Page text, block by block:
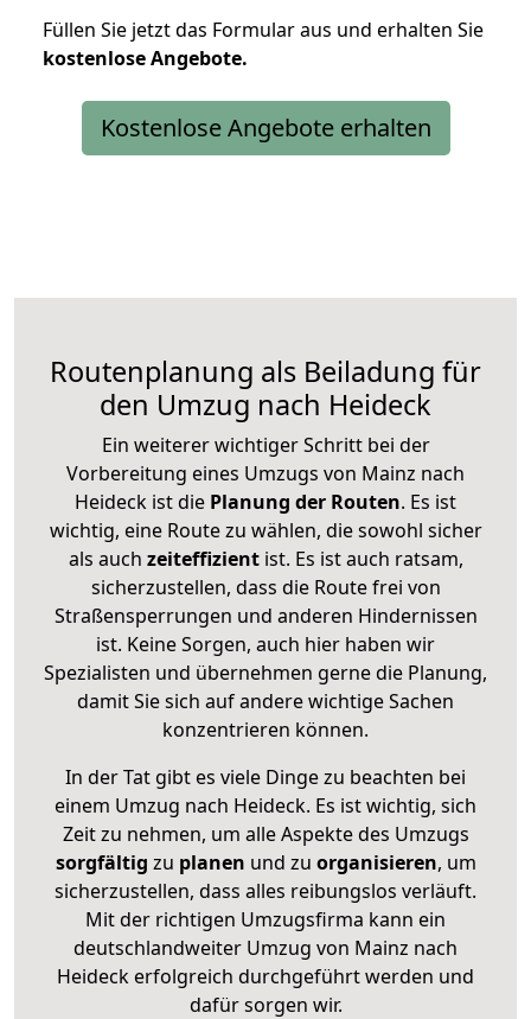
Füllen Sie jetzt das Formular aus und erhalten Sie
kostenloseAngebote.
Kostenlose Angebote erhalten
Routenplanung als Beiladung für
den Umzug nach Heideck
Ein weiterer wichtiger Schritt bei der
Vorbereitung eines Umzugs von Mainz nach
Heideck ist die Planung der Routen. Es ist
wichtig, eine Route zu wählen, die sowohl sicher
als auch zeiteffizientist. Es ist auch ratsam,
sicherzustellen, dass die Route frei von
Straßensperrungen und anderen Hindernissen
ist. Keine Sorgen, auch hier haben wir
Spezialisten und übernehmen gerne die Planung,
damit Sie sich auf andere wichtige Sachen
konzentrieren können.
In der Tat gibt es viele Dinge zu beachten bei
einem Umzug nach Heideck. Es ist wichtig, sich
Zeit zu nehmen, um alle Aspekte des Umzugs
sorgfältig zu planen und zu organisieren, um
sicherzustellen, dass alles reibungslos verläuft.
Mit der richtigen Umzugsfirma kann ein
deutschlandweiter Umzug von Mainz nach
Heideck erfolgreich durchgeführt werden und
dafür sorgen wir.